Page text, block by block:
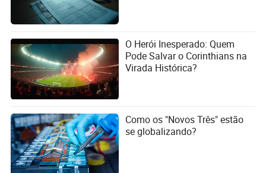
O Herói Inesperado: Quem
Pode Salvar o Corinthians na
Virada Histórica?
Como os "Novos Três" estão
se globalizando?